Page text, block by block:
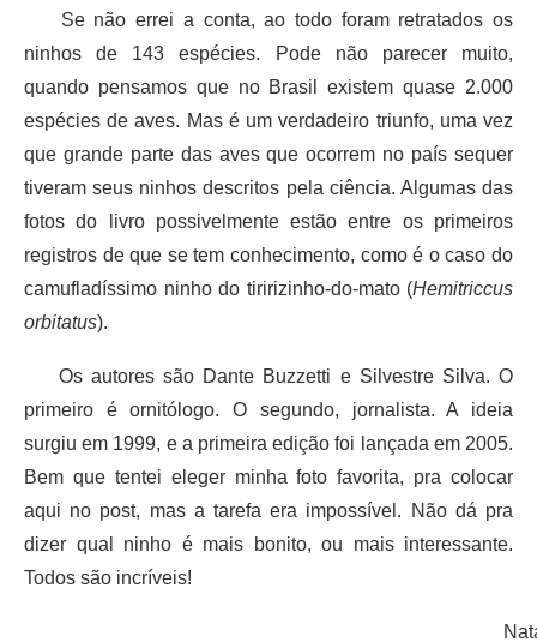
Se não errei a conta, ao todo foram retratados os
ninhos de 143 espécies. Pode não parecer muito,
quando pensamos que no Brasil existem quase 2.000
espécies de aves. Mas é um verdadeiro triunfo, uma vez
que grande parte das aves que ocorrem no país sequer
tiveram seus ninhos descritos pela ciência. Algumas das
fotos do livro possivelmente estão entre os primeiros
registros de que se tem conhecimento, como é o caso do
camufladíssimo ninho do tiririzinho-do-mato (Hemitriccus
orbitatus).
Os autores são Dante Buzzetti e Silvestre Silva. O
primeiro é ornitólogo. O segundo, jornalista. A ideia
surgiu em 1999, e a primeira edição foi lançada em 2005.
Bem que tentei eleger minha foto favorita, pra colocar
aqui no post, mas a tarefa era impossível. Não dá pra
dizer qual ninho é mais bonito, ou mais interessante.
Todos são incríveis!